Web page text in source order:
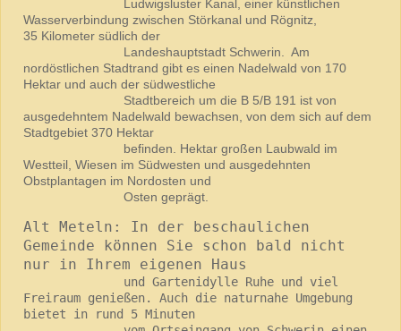
Ludwigsluster Kanal, einer künstlichen
Wasserverbindung zwischen Störkanal und Rögnitz,
35 Kilometer südlich der
Landeshauptstadt Schwerin. Am
nordöstlichen Stadtrand gibt es einen Nadelwald von 170
Hektar und auch der südwestliche
Stadtbereich um die B 5/B 191 ist von
ausgedehntem Nadelwald bewachsen, von dem sich auf dem
Stadtgebiet 370 Hektar
befinden. Hektar großen Laubwald im
Westteil, Wiesen im Südwesten und ausgedehnten
Obstplantagen im Nordosten und
Osten geprägt.
Alt Meteln: In der beschaulichen
Gemeinde können Sie schon bald nicht
nur in Ihrem eigenen Haus
Freiraum genießen. Auch die naturnahe Umgebung
bietet in rund 5 Minuten